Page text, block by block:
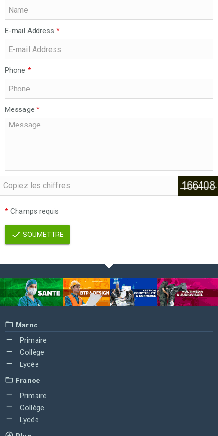
E-mail Address *
Phone *
Message *
* Champs requis
SOUMETTRE
Maroc
Primaire
Collège
Lycée
France
Primaire
Collège
Lycée